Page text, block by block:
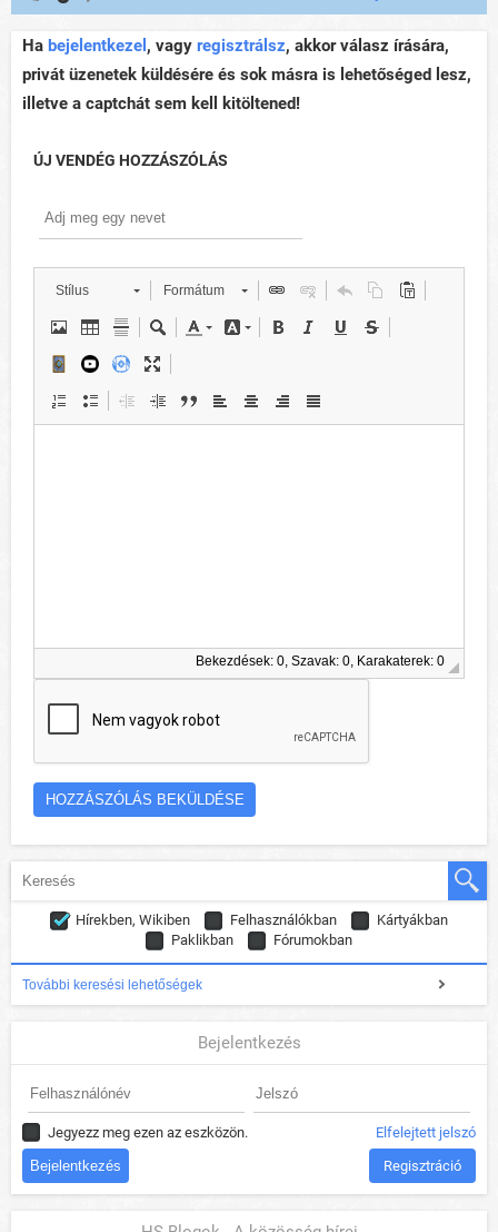
Ha bejelentkezel , vagy regisztrálsz, akkor válasz írására,
privát üzenetek küldésére és sok másra is lehetőséged lesz,
illetve a captchát sem kell kitöltened!
ÚJ VENDÉG HOZZÁSZÓLÁS
Stílus Formátum
Bekezdések: 0, Szavak: 0, Karakaterek: 0
Hírekben, Wikiben Felhasználókban
Kártyákban
Paklikban
Fórumokban
További keresési lehetőségek
Bejelentkezés
Jegyezz meg ezen az eszközön. Elfelejtett jelszó
Regisztráció